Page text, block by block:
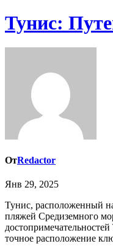
Тунис:
ОтRedactor
Янв 29, 2025
Тунис, расположенный на севере Африки, является страной с богатой историей, уникальной культурой и захватывающими дух пейзажами. От древних руин Карфагена до живописных
пляжей Средиземного
точное расположение